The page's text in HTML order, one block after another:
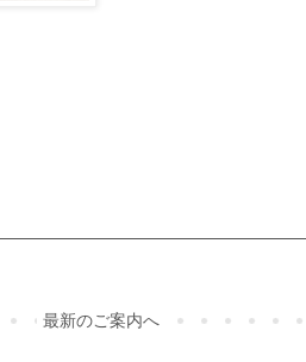
最新のご案内へ